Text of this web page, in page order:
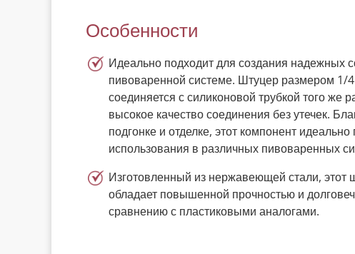
Особенности
Идеально подходит для создания надежных
пивоваренной системе. Штуцер размером 1/
соединяется с силиконовой трубкой того же
высокое качество соединения без утечек.
подгонке и отделке, этот компонент
использования в различных пивоваренных
Изготовленный из нержавеющей стали, этот
обладает повышенной прочностью и
сравнению с пластиковыми аналогами.